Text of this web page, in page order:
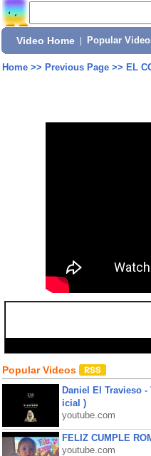
Video Home Popular
Home>> Previous Page>> EL
Popular Videos
Daniel El Travieso
icial )
youtube.com
FELIZ CUMPLE
youtube.com